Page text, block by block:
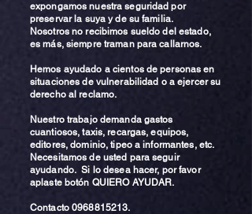
expongamos nuestra seguridad por
preservar la suya y de su familia.
Nosotros no recibimos sueldo del estado,
es más, siempre traman para callarnos.
Hemos ayudado a cientos de personas en
situaciones de vulnerabilidad o a ejercer su
derecho al reclamo.
Nuestro trabajo demanda gastos
cuantiosos, taxis, recargas, equipos,
editores, dominio, tipeo a informantes, etc.
Necesitamos de usted para seguir
ayudando. Si lo desea hacer, por favor
aplaste botón QUIERO AYUDAR.
Contacto0968815213.